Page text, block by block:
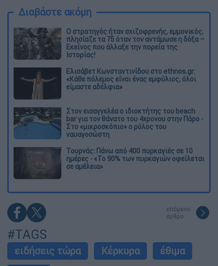
Διαβάστε ακόμη
O στρατηγός ήταν σχιζοφρενής, εμμονικός,
πλησίαζε τα 75 όταν τον αντάμωσε η δόξα –
Εκείνος που άλλαξε την πορεία της
Ιστορίας!
Ελισάβετ Κωνσταντινίδου στο ethnos.gr:
«Κάθε πόλεμος είναι ένας εμφύλιος, όλοι
είμαστε αδέλφια»
Στον εισαγγελέα ο ιδιοκτήτης του beach
bar για τον θάνατο του 4χρονου στην Πάρο -
Στο «μικροσκόπιο» ο ρόλος του
ναυαγοσώστη
Τουρνάς: Πάνω από 400 πυρκαγιές σε 10
ημέρες - «Το 90% των πυρκαγιών οφείλεται
σε αμέλεια»
επόμενο
άρθρο
#TAGS
ειδήσεις τώρα Κέρκυρα
έθιμα